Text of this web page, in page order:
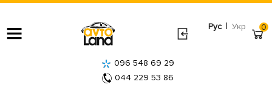
Рус | Укр
096 548 69 29
044 229 53 86
0